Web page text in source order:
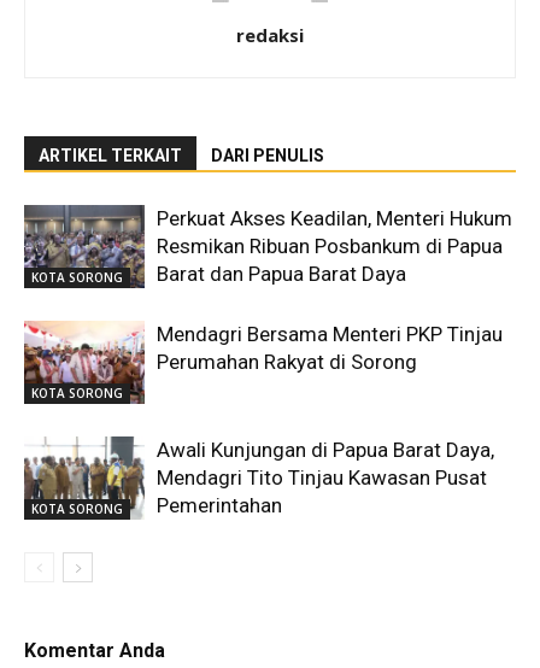
redaksi
ARTIKEL TERKAIT DARI PENULIS
KOTA SORONG
Perkuat Akses Keadilan, Menteri Hukum
Resmikan Ribuan Posbankum di Papua
Barat dan Papua Barat Daya
KOTA SORONG
Mendagri Bersama Menteri PKP Tinjau
Perumahan Rakyat di Sorong
KOTA SORONG
Awali Kunjungan di Papua Barat Daya,
Mendagri Tito Tinjau Kawasan Pusat
Pemerintahan
Komentar Anda